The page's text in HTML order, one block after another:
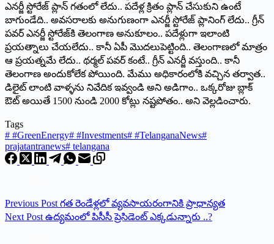
ఎనర్జీ స్టోరేజ్‌ ‌ప్లాన్‌ ‌గతంలో లేదు.. పదేళ్ల క్రితం ప్లాన్‌ ‌చేసుకుని ఉంటే
బాగుండేది.. అవసరాలకు అనుగుణంగా ఎనర్జీ స్టోరేజ్‌ ‌ప్లానింగ్‌ ‌లేదు.. గ్రీన్‌
‌పవర్‌ ఎనర్జీ స్టోరేజ్‌కి తెలంగాణ అనుకూలం.. పదేళ్లుగా ఇలాంటి
ప్రయత్నాలు చేయలేదు.. కానీ ఏపీ మొదలుపెట్టింది.. తెలంగాణలో మాత్రం
ఆ ప్రయత్నమే లేదు.. థర్మల్‌ ‌పవర్‌ ‌కంటే.. గ్రీన్‌ ఎనర్జీ వస్తుంది.. కానీ
తెలంగాణ అందుకోలేక పోయింది. మేము అధికారంలోకి వచ్చిన తర్వాత..
డిలైట్‌ ‌లాంటి వాళ్ళను నివేదిక ఇవ్వండి అని అడిగాం.. ఒక్కరోజు బ్లాక్‌
ఔట్‌ అయితే 1500 నుండి 2000 కోట్లు నష్టపోతం.. అని వెల్లడించారు.
Tags
# #GreenEnergy# #Investments# #TelanganaNews#
prajatantranews# telangana
Previous Post గ‌త రెండేళ్ల‌లో వ్య‌వ‌సాయ‌రంగానికి ప్రాధాన్య‌త‌
Next Post ఉద్యమంలో పిసీసీ ప్రెసిడెంట్ ఎక్కడున్నారు ..?